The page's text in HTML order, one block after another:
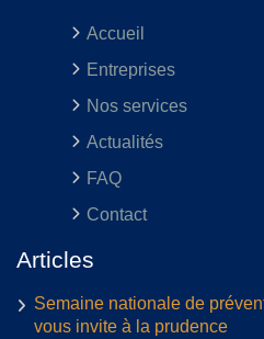
Accueil
Entreprises
Nos services
Actualités
FAQ
Contact
Articles
Semaine nationale de
vous invite à la prudence